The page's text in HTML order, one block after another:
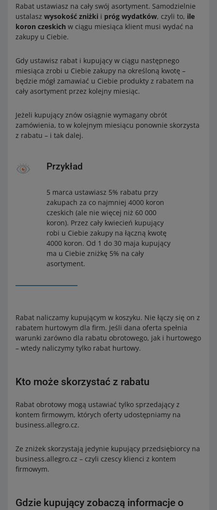
Rabat ustawiasz na cały swój asortyment. Samodzielnie
ustalasz wysokość zniżki i próg wydatków, czyli to, ile
koron czeskich w ciągu miesiąca klient musi wydać na
zakupy u Ciebie.
Gdy ustawisz rabat i kupujący w ciągu następnego
miesiąca zrobi u Ciebie zakupy na określoną kwotę –
będzie mógł zamawiać u Ciebie produkty z rabatem na
cały asortyment przez kolejny miesiąc.
Jeżeli kupujący znów osiągnie wymagany obrót
zamówienia, to w kolejnym miesiącu ponownie skorzysta
z rabatu – i tak dalej.
Przykład
5 marca ustawiasz 5% rabatu przy
zakupach za co najmniej 4000 koron
czeskich (ale nie więcej niż 60 000
koron). Przez cały kwiecień kupujący
robi u Ciebie zakupy na łączną kwotę
4000 koron. Od 1 do 30 maja kupujący
ma u Ciebie zniżkę 5% na cały
asortyment.
Rabat naliczamy kupującym w koszyku. Nie łączy się on z
rabatem hurtowym dla firm. Jeśli dana oferta spełnia
warunki zarówno dla rabatu obrotowego, jak i hurtowego
– wtedy naliczymy tylko rabat hurtowy.
Kto może skorzystać z rabatu
Rabat obrotowy mogą ustawiać tylko sprzedający z
kontem firmowym, których oferty udostępniamy na
business.allegro.cz.
Ze zniżek skorzystają jedynie kupujący przedsiębiorcy na
business.allegro.cz – czyli czescy klienci z kontem
firmowym.
Gdzie kupujący zobaczą informacje o